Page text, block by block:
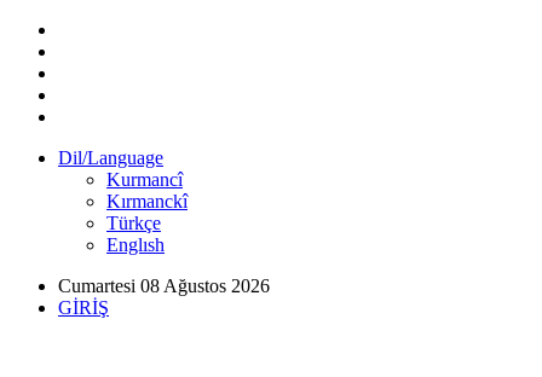
Dil/Language
Kurmancî
Kırmanckî
Türkçe
Englısh
Cumartesi 08 Ağustos 2026
GİRİŞ